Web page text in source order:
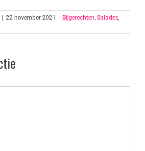
| 22 november 2021 | Bijgerechten Salades